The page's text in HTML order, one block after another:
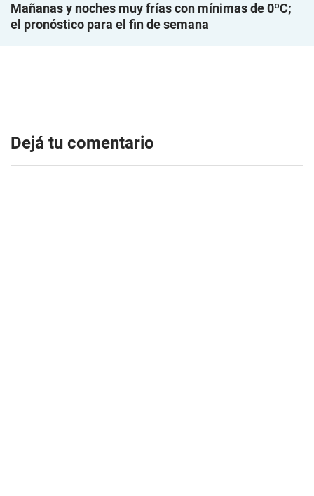
Mañanas y noches muy frías con mínimas de 0ºC;
el pronóstico para el fin de semana
Dejá tu comentario